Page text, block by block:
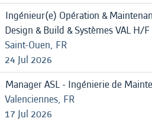
Ingénieur(e) Opération &
Design & Build & Systèmes VAL H/F
Saint-Ouen, FR
24 Jul 2026
Manager ASL - Ingénierie de
Valenciennes, FR
17 Jul 2026